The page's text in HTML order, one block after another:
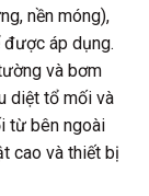
nền móng),
áp dụng.
và bơm
diệt tổ mối và
từ bên ngoài
cao và thiết bị